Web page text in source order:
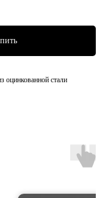
оцинкованной стали